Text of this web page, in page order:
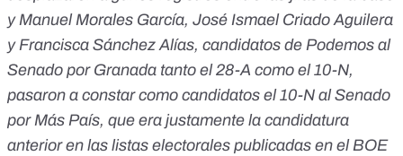
y Manuel Morales García, José Ismael Criado Aguilera
y Francisca Sánchez Alías, candidatos de Podemos al
Senado por Granada tanto el 28-A como el 10-N,
pasaron a constar como candidatos el 10-N al Senado
por Más País, que era justamente la candidatura
anterior en las listas electorales publicadas en el BOE